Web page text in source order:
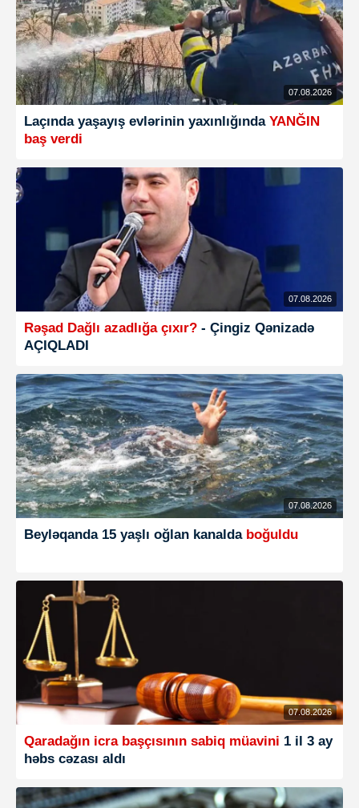
07.08.2026
Laçında yaşayış evlərinin yaxınlığında YANĞIN
baş verdi
07.08.2026
Rəşad Dağlı azadlığa çıxır? - Çingiz Qənizadə
AÇIQLADI
07.08.2026
Beyləqanda 15 yaşlı oğlan kanalda boğuldu
07.08.2026
Qaradağın icra başçısının sabiq müavini 1 il 3 ay
həbs cəzası aldı